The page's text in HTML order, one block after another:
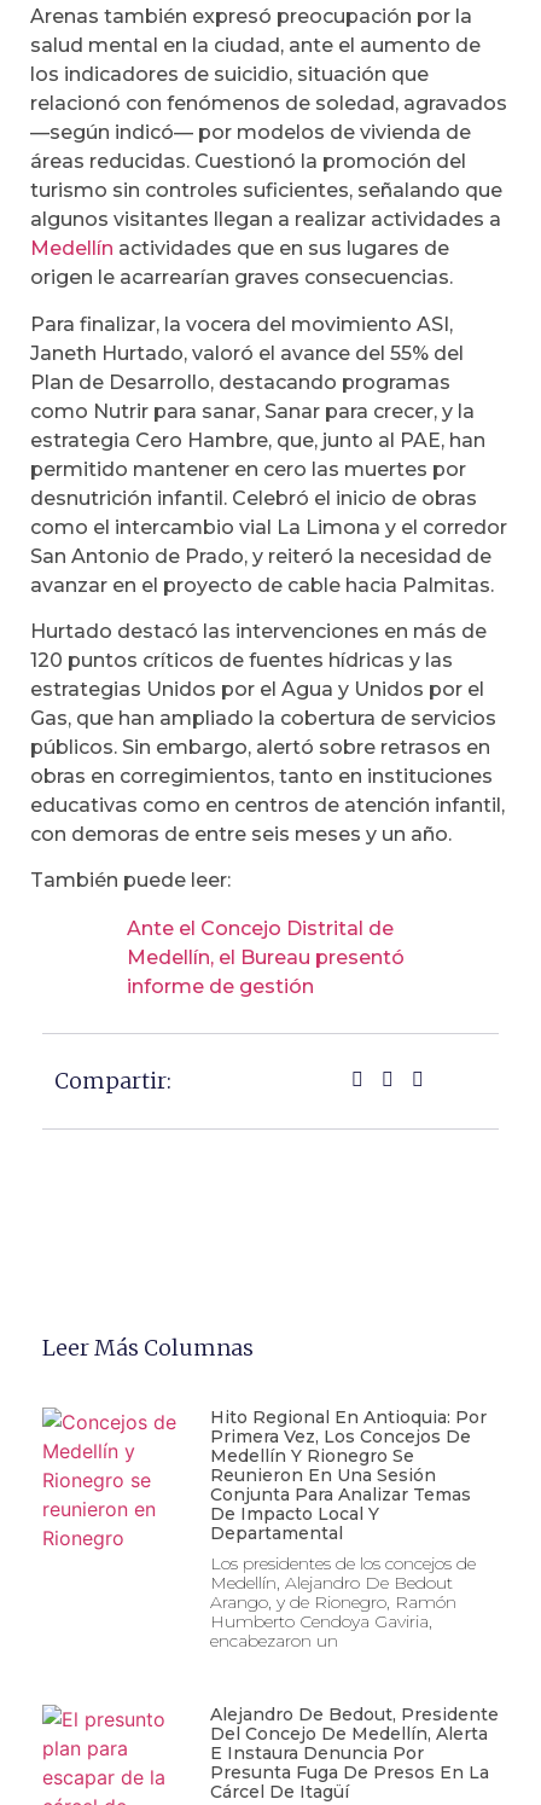
Arenas también expresó preocupación por la
salud mental en la ciudad, ante el aumento de
los indicadores de suicidio, situación que
relacionó con fenómenos de soledad, agravados
—según indicó— por modelos de vivienda de
áreas reducidas. Cuestionó la promoción del
turismo sin controles suficientes, señalando que
algunos visitantes llegan a realizar actividades a
Medellín actividades que en sus lugares de
origen le acarrearían graves consecuencias.
Para finalizar, la vocera del movimiento ASI,
Janeth Hurtado, valoró el avance del 55% del
Plan de Desarrollo, destacando programas
como Nutrir para sanar, Sanar para crecer, y la
estrategia Cero Hambre, que, junto al PAE, han
permitido mantener en cero las muertes por
desnutrición infantil. Celebró el inicio de obras
como el intercambio vial La Limona y el corredor
San Antonio de Prado, y reiteró la necesidad de
avanzar en el proyecto de cable hacia Palmitas.
Hurtado destacó las intervenciones en más de
120 puntos críticos de fuentes hídricas y las
estrategias Unidos por el Agua y Unidos por el
Gas, que han ampliado la cobertura de servicios
públicos. Sin embargo, alertó sobre retrasos en
obras en corregimientos, tanto en instituciones
educativas como en centros de atención infantil,
con demoras de entre seis meses y un año.
También puede leer:
Ante el Concejo Distrital de
Medellín, el Bureau presentó
informe de gestión
Compartir:
Leer Más Columnas
Hito Regional En Antioquia: Por
Primera Vez, Los Concejos De
Medellín Y Rionegro Se
Reunieron En Una Sesión
Conjunta Para Analizar Temas
De Impacto Local Y
Departamental
Los presidentes de los concejos de
Medellín, Alejandro De Bedout
Arango, y de Rionegro, Ramón
Humberto Cendoya Gaviria,
encabezaron un
Alejandro De Bedout, Presidente
Del Concejo De Medellín, Alerta
E Instaura Denuncia Por
Presunta Fuga De Presos En La
Cárcel De Itagüí